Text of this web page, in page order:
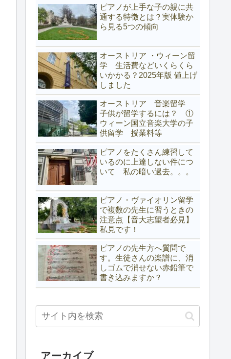
ピアノが上手な子の親に共
通する特徴とは？実体験か
ら見る5つの傾向
オーストリア ・ウィーン留
学 生活費などいくらくら
いかかる？2025年版 値上げ
しました
オーストリア 音楽留学
子供が留学するには？ ①
ウィーン国立音楽大学の子
供留学 授業料等
ピアノをたくさん練習して
いるのに上達しない件につ
いて 私の暗い過去。。。
ピアノ・ヴァイオリン留学
で複数の先生に習うときの
注意点【音大志望者必見】
私見です！
ピアノの先生方へ質問で
す。生徒さんの楽譜に、消
しゴムで消せない赤鉛筆で
書き込みますか？
アーカイブ